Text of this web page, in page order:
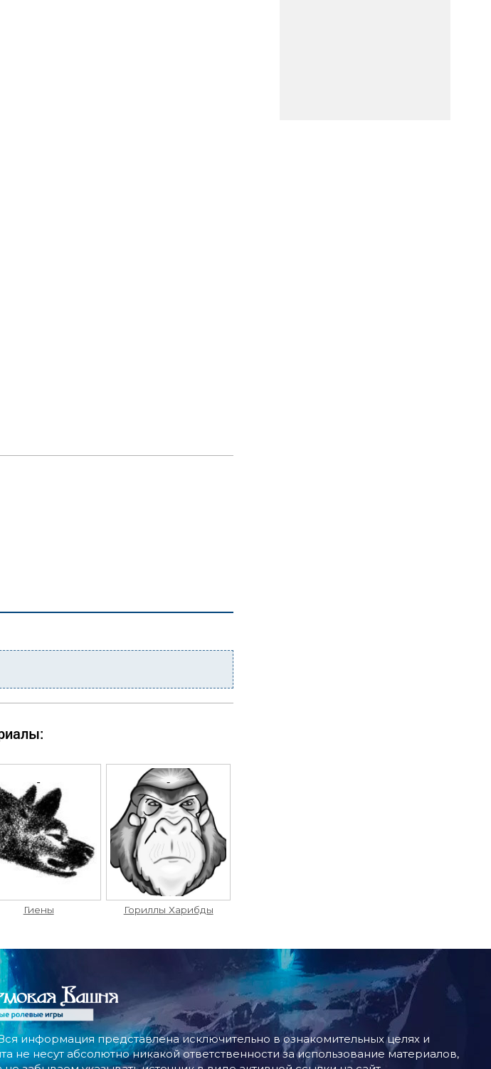
Гиены Гориллы Харибды
информация представлена исключительно в ознакомительных целях и
не несут абсолютно никакой ответственности за использование материалов,